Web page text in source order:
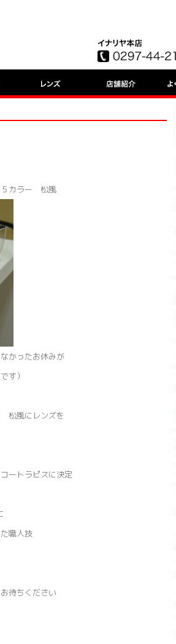
カラー 松風
かったお休みが
す）
松風にレンズを
ートラピスに決定
職人技
待ちください